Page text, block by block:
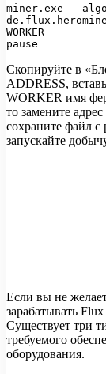
miner.exe --
WORKER
pause
Скопируйте в
ADDRESS,
WORKER имя
то замените
сохраните файл
запускайте
Если вы не
зарабатывать
Существует три
требуемого
оборудования.